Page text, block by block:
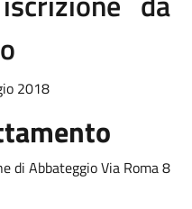
2018
di Abbateggio Via Roma 8